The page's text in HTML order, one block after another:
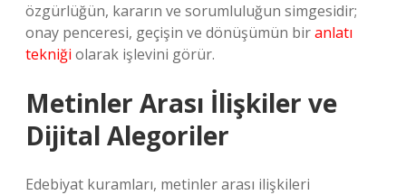
özgürlüğün, kararın ve sorumluluğun simgesidir;
onay penceresi, geçişin ve dönüşümün biranlatı
tekniği olarak işlevini görür.
Metinler Arası İlişkiler ve
Dijital Alegoriler
Edebiyat kuramları, metinler arası ilişkileri